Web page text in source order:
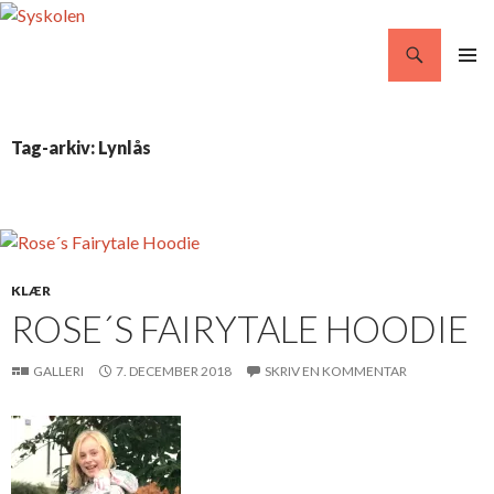
Tag-arkiv: Lynlås
KLÆR
ROSE´S FAIRYTALE HOODIE
GALLERI 7. DECEMBER 2018 SKRIV EN KOMMENTAR